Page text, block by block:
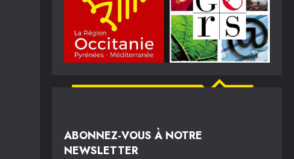
ABONNEZ-VOUS À NOTRE
NEWSLETTER